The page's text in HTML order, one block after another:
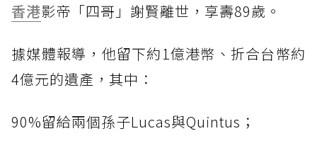
香港影帝「四哥」謝賢離世，享壽89歲。
據媒體報導，他留下約1億港幣、折合台幣約
4億元的遺產，其中：
90%留給兩個孫子Lucas與Quintus；